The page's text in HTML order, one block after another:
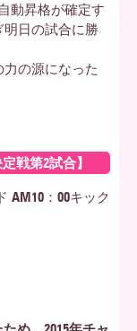
動昇格が確定す
日の試合に勝
の源になった
戦第2試合】
AM10：00キック